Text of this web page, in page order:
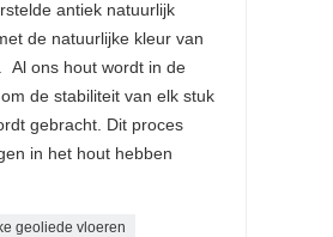
antiek natuurlijk
de natuurlijke kleur van
Al ons hout wordt in de
de stabiliteit van elk stuk
gebracht. Dit proces
in het hout hebben
geoliede vloeren